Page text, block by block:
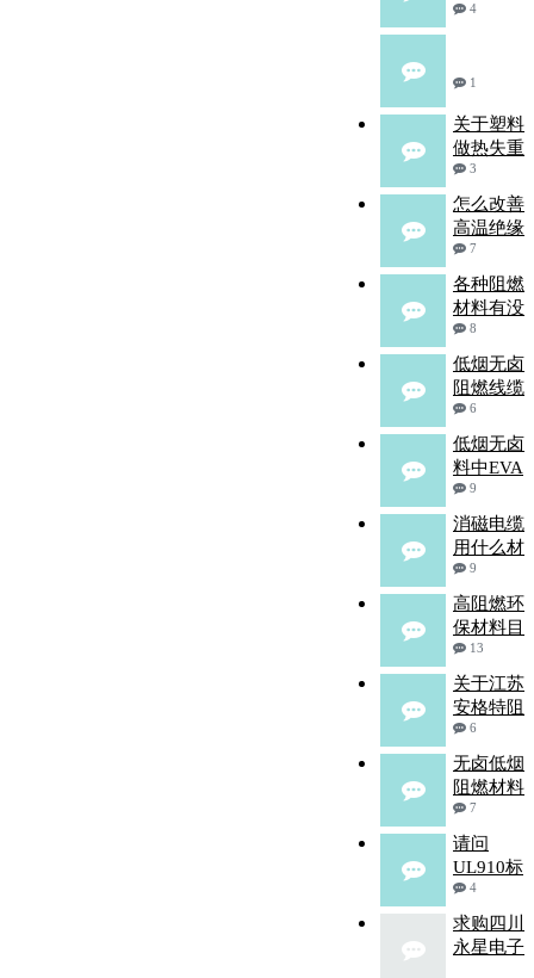
4
1
关于塑料
做热失重
3
怎么改善
高温绝缘
7
各种阻燃
材料有没
8
低烟无卤
阻燃线缆
6
低烟无卤
料中EVA
9
消磁电缆
用什么材
9
高阻燃环
保材料目
13
关于江苏
安格特阻
6
无卤低烟
阻燃材料
7
请问
UL910标
4
求购四川
永星电子